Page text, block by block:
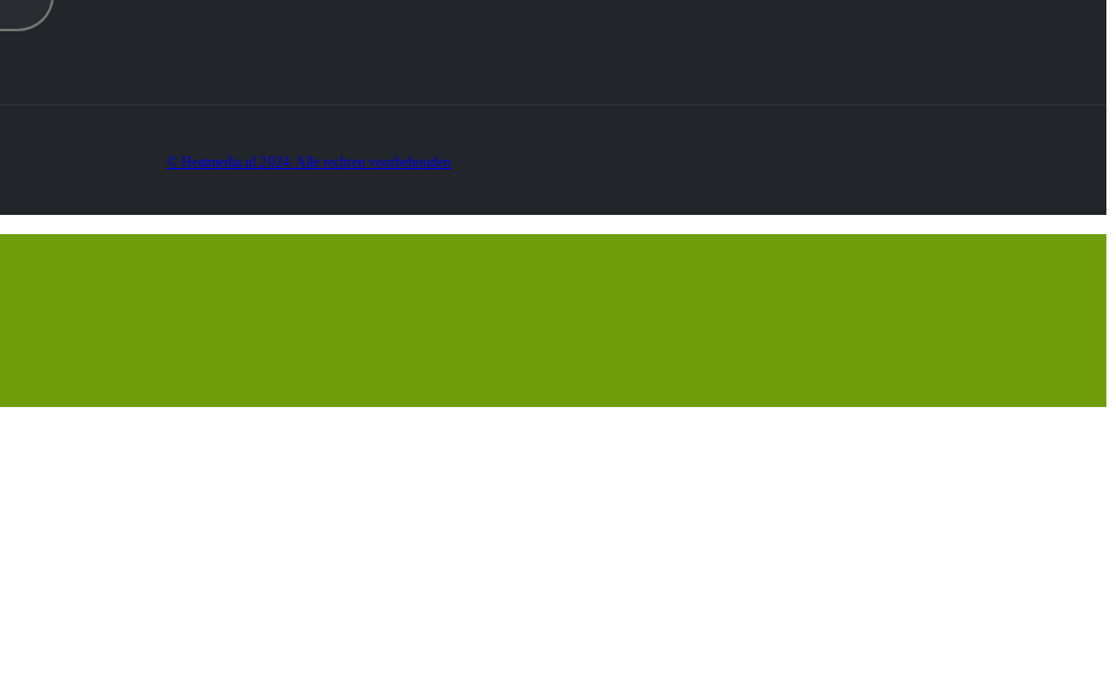
© Heatmedia.nl 2024. Alle rechten voorbehouden